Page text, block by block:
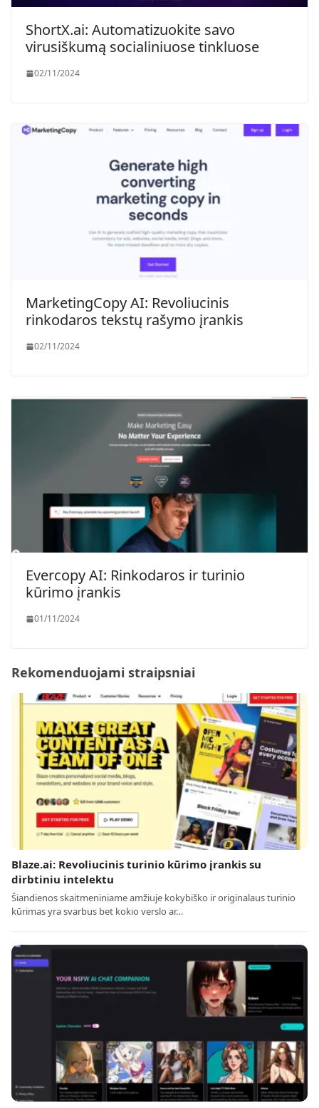
ShortX.ai: Automatizuokite savo
virusiškumą socialiniuose tinkluose
02/11/2024
MarketingCopy AI: Revoliucinis
rinkodaros tekstų rašymo įrankis
02/11/2024
Evercopy AI: Rinkodaros ir turinio
kūrimo įrankis
01/11/2024
Rekomenduojami straipsniai
Blaze.ai: Revoliucinis turinio kūrimo įrankis su
dirbtiniu intelektu
Šiandienos skaitmeniniame amžiuje kokybiško ir originalaus turinio
kūrimas yra svarbus bet kokio verslo ar…